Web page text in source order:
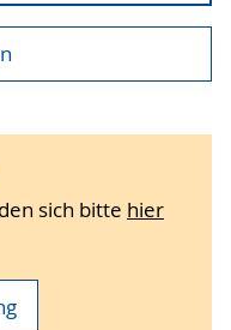
sich bitte hier